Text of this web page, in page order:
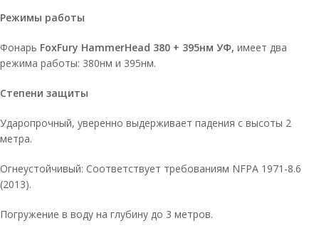
Режимы работы
Фонарь FoxFury HammerHead 380 + 395нм УФ, имеет два
режима работы: 380нм и 395нм.
Степени защиты
Ударопрочный, уверенно выдерживает падения с высоты 2
метра.
Огнеустойчивый: Соответствует требованиям NFPA 1971-8.6
(2013).
Погружение в воду на глубину до 3 метров.